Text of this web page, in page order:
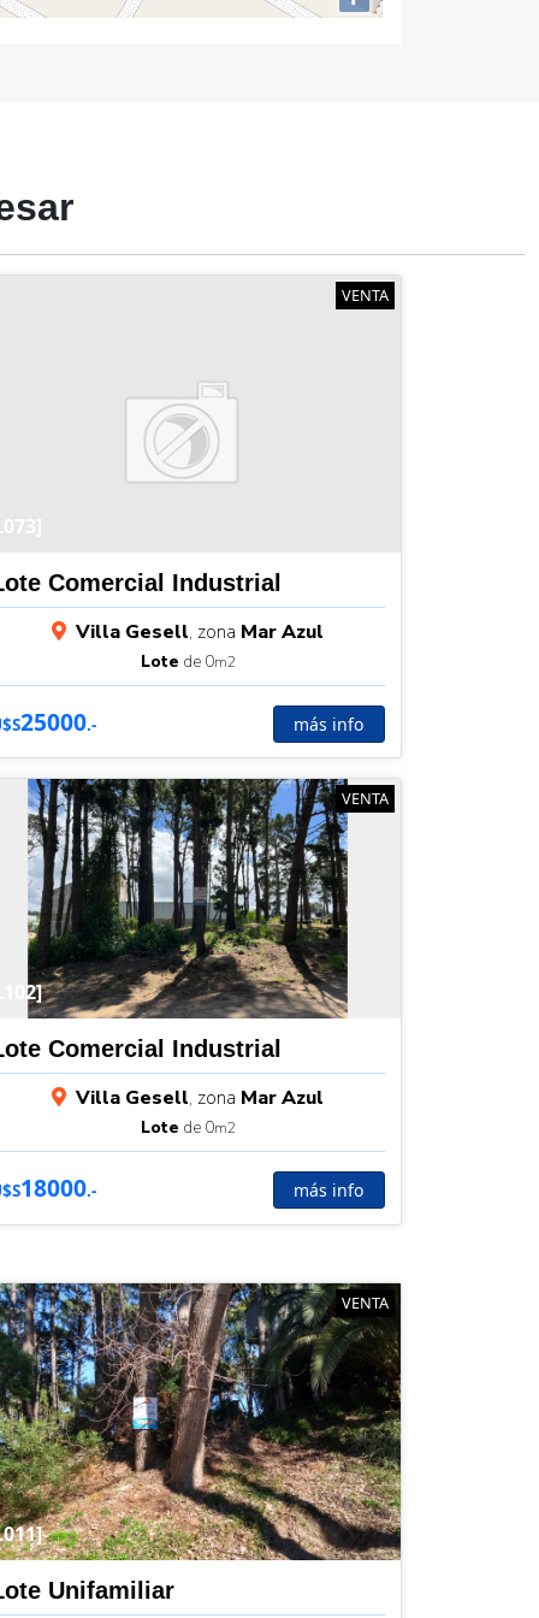
VENTA
Comercial Industrial
Villa Gesell, zona Mar Azul
Lote de 0m2
25000.- más info
VENTA
Comercial Industrial
Villa Gesell, zona Mar Azul
Lote de 0m2
18000.- más info
VENTA
Unifamiliar